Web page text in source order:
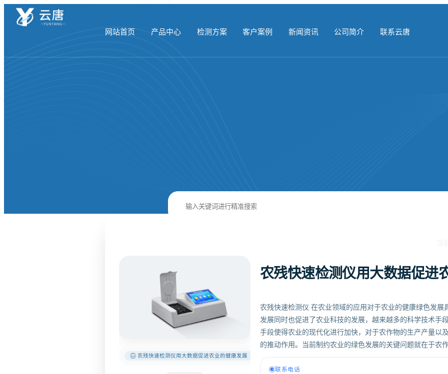
网站首页 产品中心 检测方案 客户案例 新闻资讯 公司简介 联系云唐
农残快速检测仪用大数据促进农业的健康发展
农残快速检测仪用大数据促进
农残快速检测仪 在农业领域的应用对于农业的健康绿色发展
发展同时也促进了农业科技的发展，越来越多的科学技术手
手段使得农业的现代化进行加快，对于农作物的生产产量以
的推动作用。当前制约农业的绿色发展的关键问题就在于农
联系电话